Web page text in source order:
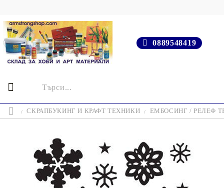
0889548419
СКРАПБУКИНГ И КРАФТ ТЕХНИКИ ЕМБОСИНГ / РЕЛЕФ